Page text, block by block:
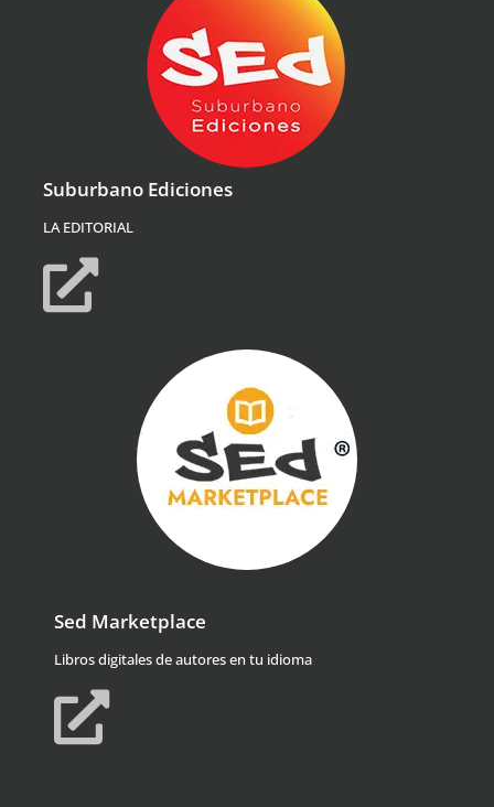
Suburbano Ediciones
LA EDITORIAL
Sed Marketplace
Libros digitales de autores en tu idioma